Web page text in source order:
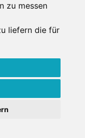
zu messen
liefern die für